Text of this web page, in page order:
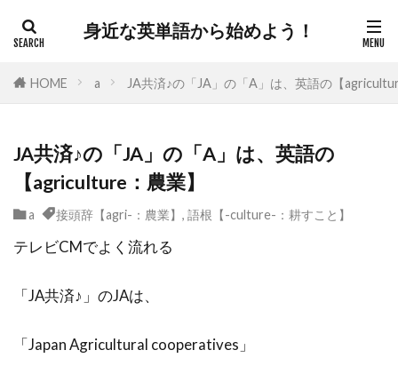
身近な英単語から始めよう！
HOME a JA共済♪の「JA」の「A」は、英語の【
JA共済♪の「JA」の「A」は、英語の
【agriculture：農業】
a 接頭辞【agri-：農業】 , 語根【-culture-：耕すこと】
テレビCMでよく流れる
「JA共済♪」のJAは、
「Japan Agricultural cooperatives」